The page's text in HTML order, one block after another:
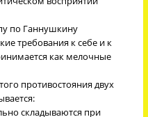
по Ганнушкину
требования к себе и к
как мелочные
противостояния двух
складываются при